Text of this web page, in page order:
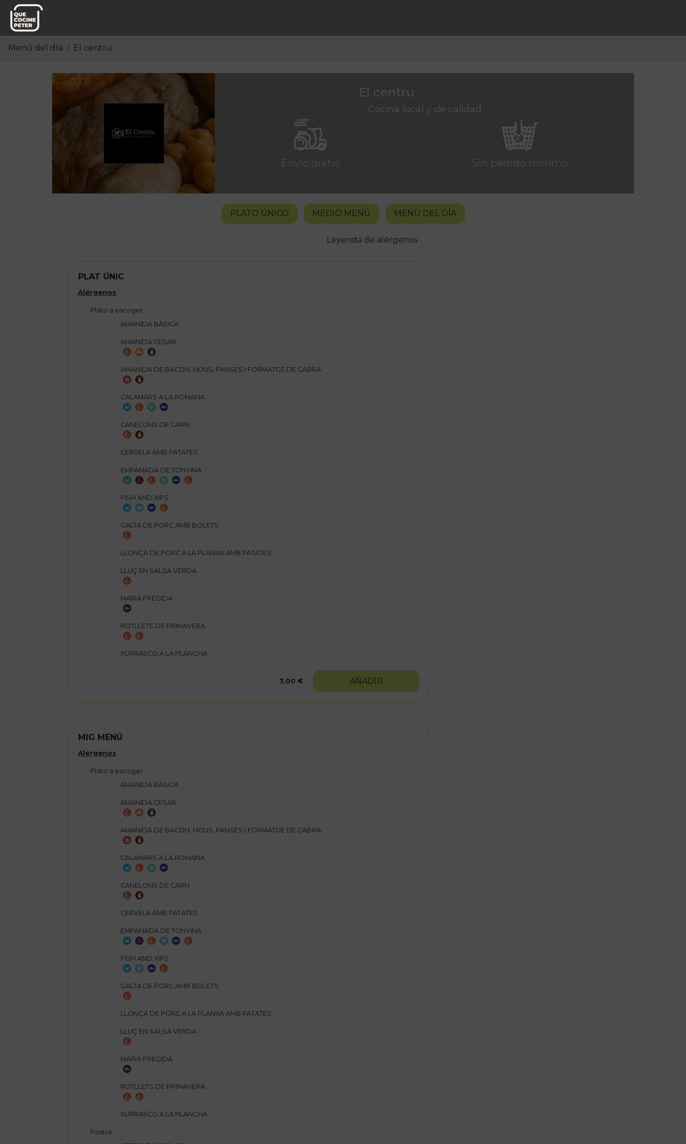
Menú del día El centru
El centru
Cocina local y de calidad
Envío gratis Sin pedido mínimo
PLATO ÚNICO MEDIO MENÚ MENÚ DEL DÍA
Leyenda de alérgenos
PLAT ÚNIC
Alérgenos
Plato a escoger
AMANIDA BÀSICA
AMANIDA CESAR
AMANIDA DE BACON, NOUS, PANSES I FORMATGE DE CABRA
CALAMARS A LA ROMANA
CANELONS DE CARN
CERVELA AMB PATATES
EMPANADA DE TONYINA
FISH AND XIPS
GALTA DE PORC AMB BOLETS
LLONÇA DE PORC A LA PLANXA AMB PATATES
LLUÇ EN SALSA VERDA
MAIRA FREGIDA
ROTLLETS DE PRIMAVERA
XURRASCO A LA PLANCHA
7,00 € AÑADIR
MIG MENÚ
Alérgenos
Plato a escoger
AMANIDA BÀSICA
AMANIDA CESAR
AMANIDA DE BACON, NOUS, PANSES I FORMATGE DE CABRA
CALAMARS A LA ROMANA
CANELONS DE CARN
CERVELA AMB PATATES
EMPANADA DE TONYINA
FISH AND XIPS
GALTA DE PORC AMB BOLETS
LLONÇA DE PORC A LA PLANXA AMB PATATES
LLUÇ EN SALSA VERDA
MAIRA FREGIDA
ROTLLETS DE PRIMAVERA
XURRASCO A LA PLANCHA
Postre